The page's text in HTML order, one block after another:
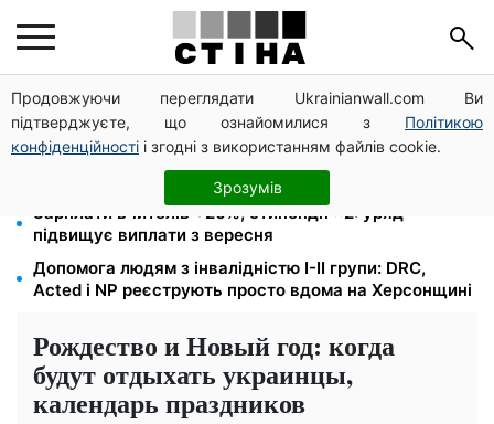
Продовжуючи переглядати Ukrainianwall.com Ви
підтверджуєте, що ознайомилися з Політикою
конфіденційності і згодні з використанням файлів cookie.
Зрозумів
Чи може Поштова площа стати головною точкою
входу до історичного Києва
1577 людей списали з обліку за $10 000:
Генпрокуратура про схему в Мукачівському ТЦК
Зарплати вчителів +20%, стипендії ×2: уряд
підвищує виплати з вересня
Допомога людям з інвалідністю I-II групи: DRC,
Acted і NP реєструють просто вдома на Херсонщині
Рождество и Новый год: когда
будут отдыхать украинцы,
календарь праздников